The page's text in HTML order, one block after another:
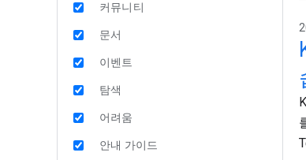
커뮤니티
문서
이벤트
탐색
어려움
안내 가이드